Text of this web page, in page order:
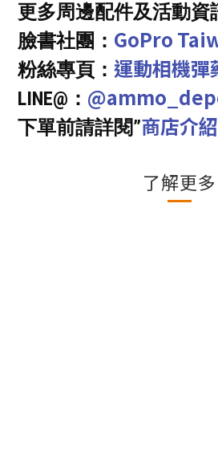
更多周邊配件及活動資
臉書社團： GoPro
粉絲專頁： 運動相機彈
LINE@：
下單前請詳閱”商店介紹
了解更多